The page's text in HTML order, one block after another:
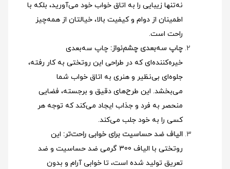
نه‌تنها زیبایی را به اتاق خواب خود می‌آورید، بلکه با
اطمینان از دوام و کیفیت بالا، خیالتان از همه‌چیز
راحت است.
چاپ سه‌بعدی چشم‌نواز: چاپ سه‌بعدی
خیره‌کننده‌ای که در طراحی این روتختی به کار رفته،
جلوه‌ای بی‌نظیر و هنری به اتاق خواب شما
می‌بخشد. این طرح‌های دقیق و برجسته، فضایی
منحصر به فرد و جذاب ایجاد می‌کند که توجه هر
کسی را به خود جلب می‌کند.
الیاف ضد حساسیت برای خوابی راحت‌تر: این
روتختی با الیاف 300 گرمی ضد حساسیت و ضد
تعریق تولید شده است، تا خوابی آرام و بدون